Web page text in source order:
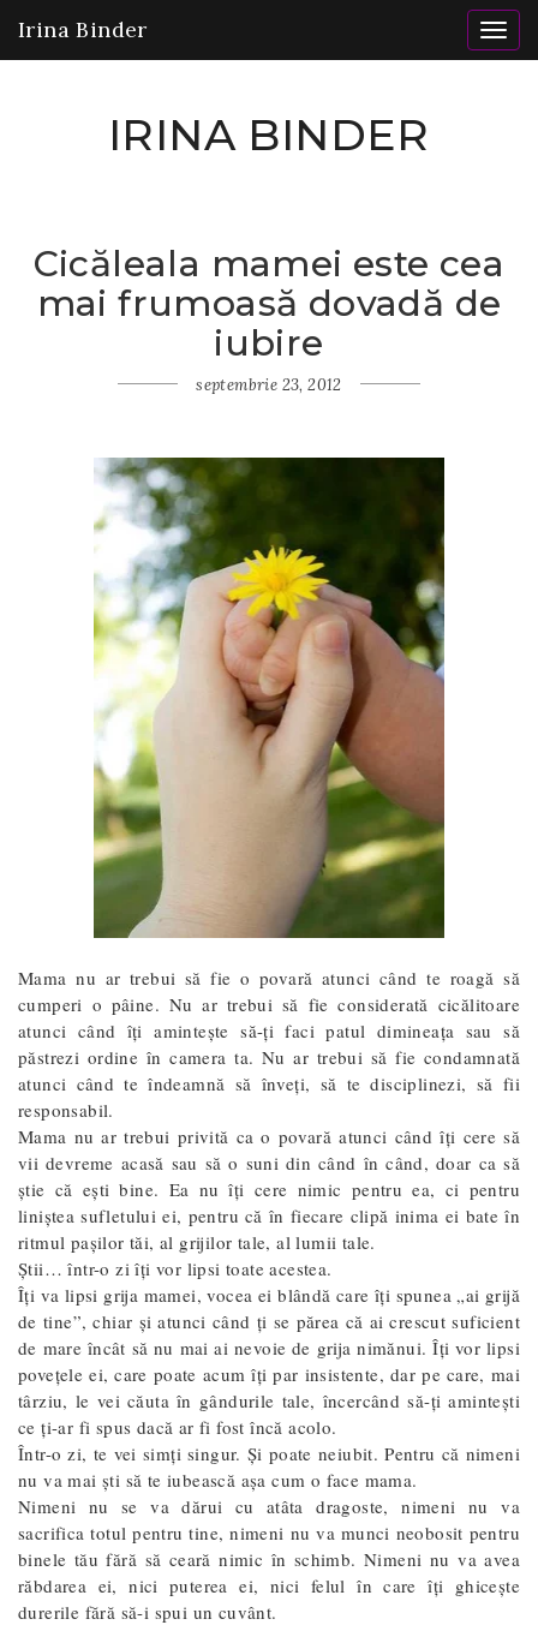
Irina Binder
IRINA BINDER
Home
Gânduri
Cicăleala
Cicăleala mamei este cea
mai frumoasă dovadă de
iubire
septembrie 23, 2012
Mama nu ar trebui să fie o povară atunci când te roagă să
cumperi o pâine. Nu ar trebui să fie considerată cicălitoare
atunci când îți amintește să-ți faci patul dimineața sau să
păstrezi ordine în camera ta. Nu ar trebui să fie condamnată
atunci când te îndeamnă să înveți, să te disciplinezi, să fii
responsabil.
Mama nu ar trebui privită ca o povară atunci când îți cere să
vii devreme acasă sau să o suni din când în când, doar ca să
știe că ești bine. Ea nu îți cere nimic pentru ea, ci pentru
liniștea sufletului ei, pentru că în fiecare clipă inima ei bate în
ritmul pașilor tăi, al grijilor tale, al lumii tale.
Știi… într-o zi îți vor lipsi toate acestea.
Îți va lipsi grija mamei, vocea ei blândă care îți spunea „ai grijă
de tine”, chiar și atunci când ți se părea că ai crescut suficient
de mare încât să nu mai ai nevoie de grija nimănui. Îți vor lipsi
povețele ei, care poate acum îți par insistente, dar pe care, mai
târziu, le vei căuta în gândurile tale, încercând să-ți amintești
ce ți-ar fi spus dacă ar fi fost încă acolo.
Într-o zi, te vei simți singur. Și poate neiubit. Pentru că nimeni
nu va mai ști să te iubească așa cum o face mama.
Nimeni nu se va dărui cu atâta dragoste, nimeni nu va
sacrifica totul pentru tine, nimeni nu va munci neobosit pentru
binele tău fără să ceară nimic în schimb. Nimeni nu va avea
răbdarea ei, nici puterea ei, nici felul în care îți ghicește
durerile fără să-i spui un cuvânt.